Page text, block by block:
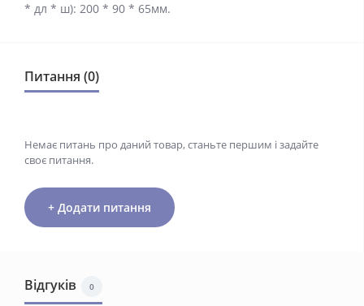
* дл * ш): 200 * 90 * 65мм.
Питання (0)
Немає питань про даний товар, станьте першим і задайте
своє питання.
+ Додати питання
Відгуків 0